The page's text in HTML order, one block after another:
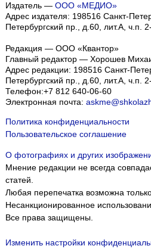
Издатель — ООО «МЕДИО»
Адрес издателя: 198516 Санкт-
Петербургский пр., д.60, лит.А, ч.п.
Редакция — ООО «Квантор»
Главный редактор — Хорошев
Адрес редакции: 198516 Санкт-
Петербургский пр., д.60, лит.А, ч.п.
Телефон:+7 812 640-06-60
Электронная почта:
Политика конфиденциальности
Пользовательское соглашение
О фотографиях и других
Мнение редакции не всегда
статей.
Любая перепечатка возможна
Несанкционированное
Все права защищены.
Изменить настройки